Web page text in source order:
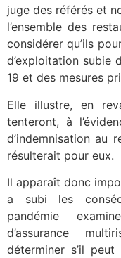
juge des référés et
l’ensemble des
considérer qu’ils
d’exploitation
19 et des mesures
Elle illustre, en
tenteront, à
d’indemnisation au
résulterait pour eux.
Il apparaît donc
a subi les
pandémie
d’assurance
déterminer s’il